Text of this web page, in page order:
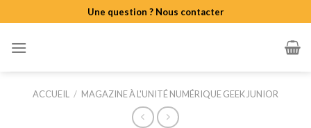
to
content
Une question ? Nous contacter
ACCUEIL / MAGAZINE À L'UNITÉ NUMÉRIQUE GEEK JUNIOR